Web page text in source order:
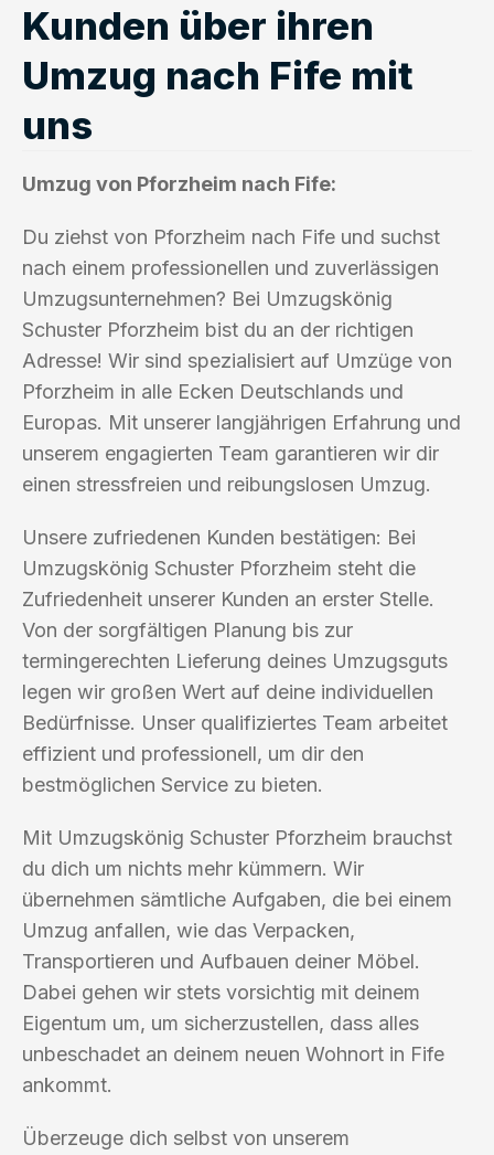
Kunden über ihren
Umzug nach Fife mit
uns
Umzug von Pforzheim nach Fife:
Du ziehst von Pforzheim nach Fife und suchst
nach einem professionellen und zuverlässigen
Umzugsunternehmen? Bei Umzugskönig
Schuster Pforzheim bist du an der richtigen
Adresse! Wir sind spezialisiert auf Umzüge von
Pforzheim in alle Ecken Deutschlands und
Europas. Mit unserer langjährigen Erfahrung und
unserem engagierten Team garantieren wir dir
einen stressfreien und reibungslosen Umzug.
Unsere zufriedenen Kunden bestätigen: Bei
Umzugskönig Schuster Pforzheim steht die
Zufriedenheit unserer Kunden an erster Stelle.
Von der sorgfältigen Planung bis zur
termingerechten Lieferung deines Umzugsguts
legen wir großen Wert auf deine individuellen
Bedürfnisse. Unser qualifiziertes Team arbeitet
effizient und professionell, um dir den
bestmöglichen Service zu bieten.
Mit Umzugskönig Schuster Pforzheim brauchst
du dich um nichts mehr kümmern. Wir
übernehmen sämtliche Aufgaben, die bei einem
Umzug anfallen, wie das Verpacken,
Transportieren und Aufbauen deiner Möbel.
Dabei gehen wir stets vorsichtig mit deinem
Eigentum um, um sicherzustellen, dass alles
unbeschadet an deinem neuen Wohnort in Fife
ankommt.
Überzeuge dich selbst von unserem